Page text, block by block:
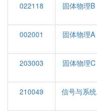
022118 固体物理B
002001 固体物理A
203003 固体物理C
210049 信号与系统